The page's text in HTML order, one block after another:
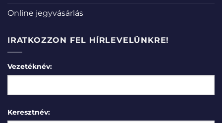
Online jegyvásárlás
IRATKOZZON FEL HÍRLEVELÜNKRE!
Vezetéknév:
Keresztnév: